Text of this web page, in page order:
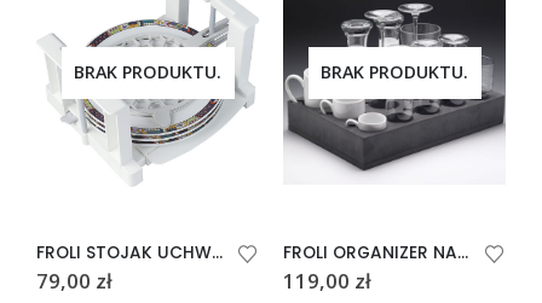
BRAK PRODUKTU.
FROLI STOJAK UCHWYT NA 6 TALERZY
79,00 zł
BRAK PRODUKTU.
FROLI ORGANIZER NA KIELISZKI DO KAMPERA PRZYCZEPY
119,00 zł